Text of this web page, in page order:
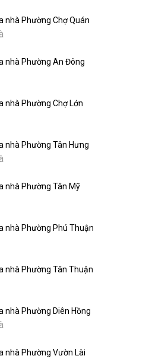
nhà Phường Chợ Quán
nhà Phường An Đông
nhà Phường Chợ Lớn
nhà Phường Tân Hưng
nhà Phường Tân Mỹ
nhà Phường Phú Thuận
nhà Phường Tân Thuận
nhà Phường Diên Hồng
nhà Phường Vườn Lài